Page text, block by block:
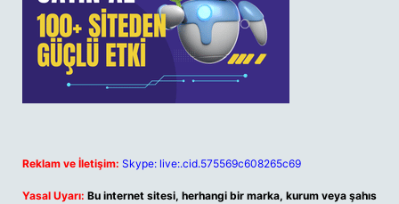
Reklam ve İletişim: Skype: live:.cid.575569c608265c69
Yasal Uyarı: Bu internet sitesi, herhangi bir marka, kurum veya şahıs